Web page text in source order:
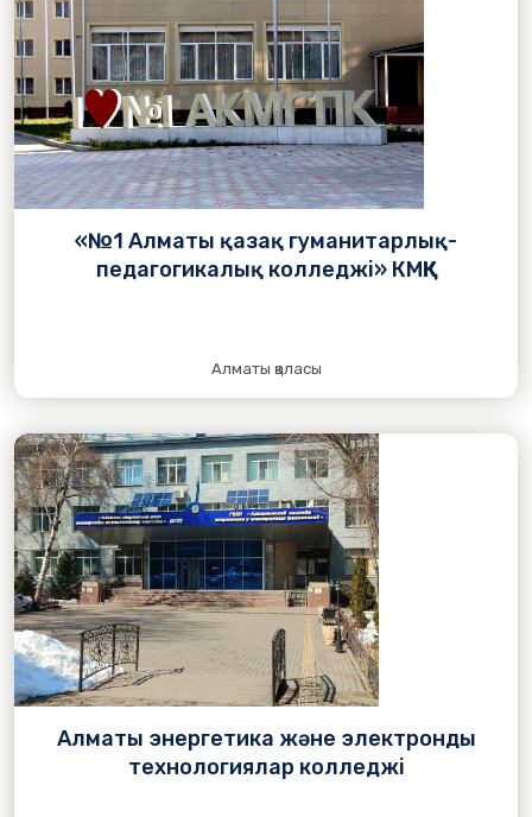
«№1 Алматы қазақ гуманитарлық-
педагогикалық колледжі» КМҚК
Алматы қаласы
Алматы энергетика және электронды
технологиялар колледжі